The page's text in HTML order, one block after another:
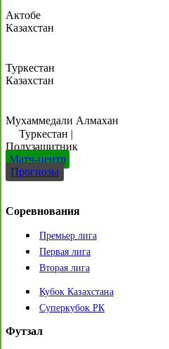
Актобе
Казахстан
Туркестан
Казахстан
Мухаммедали Алмахан
Туркестан |
Полузащитник
Матч-центр
Прогнозы
Соревнования
Премьер лига
Первая лига
Вторая лига
Кубок Казахстана
Суперкубок РК
Футзал